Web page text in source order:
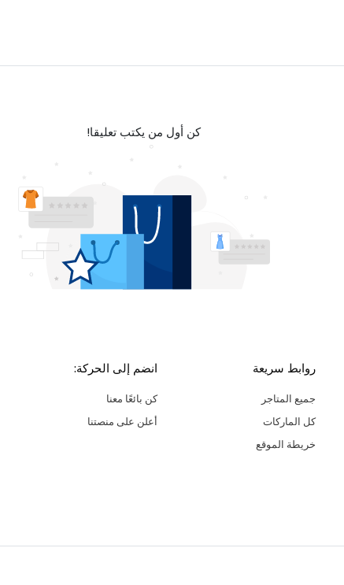
كن أول من يكتب تعليقا!
روابط سريعة
جميع المتاجر
كل الماركات
خريطة الموقع
انضم إلى الحركة:
كن بائعًا معنا
أعلن على منصتنا